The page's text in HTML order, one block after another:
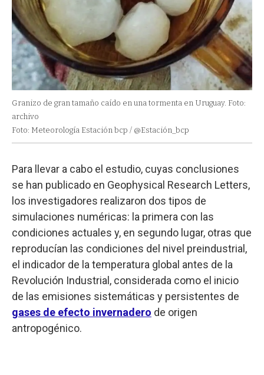
Granizo de gran tamaño caído en una tormenta en Uruguay. Foto:
archivo
Foto: Meteorología Estación bcp / @Estación_bcp
Para llevar a cabo el estudio, cuyas conclusiones
se han publicado en Geophysical Research Letters,
los investigadores realizaron dos tipos de
simulaciones numéricas: la primera con las
condiciones actuales y, en segundo lugar, otras que
reproducían las condiciones del nivel preindustrial,
el indicador de la temperatura global antes de la
Revolución Industrial, considerada como el inicio
de las emisiones sistemáticas y persistentes de
gases de efecto invernadero de origen
antropogénico.